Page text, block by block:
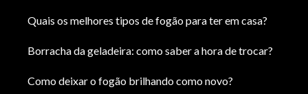
Quais os melhores tipos de fogão para ter em casa?
Borracha da geladeira: como saber a hora de trocar?
Como deixar o fogão brilhando como novo?